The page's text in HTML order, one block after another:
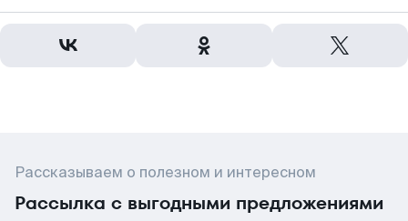
Рассказываем о полезном и интересном
Рассылка с выгодными предложениями